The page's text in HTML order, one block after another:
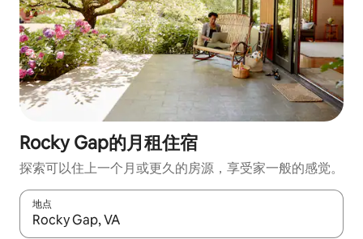
Rocky Gap的月租住宿
探索可以住上一个月或更久的房源，享受家一般的感觉。
地点
如有搜索结果，请使用上下方向键查看，或通过点击或滑动手势